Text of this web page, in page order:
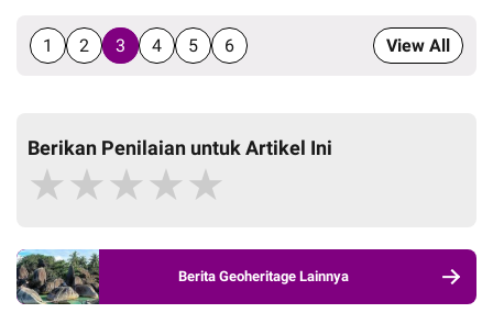
1 2 3 4 5 6 View All
Berikan Penilaian untuk Artikel Ini
★★★★★
Berita Geoheritage Lainnya